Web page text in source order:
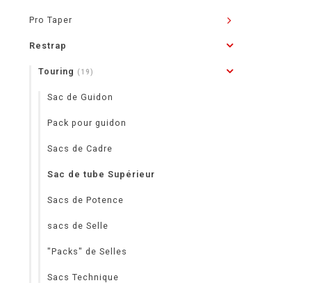
Pro Taper
Restrap
Touring (19)
Sac de Guidon
Pack pour guidon
Sacs de Cadre
Sac de tube Supérieur
Sacs de Potence
sacs de Selle
"Packs" de Selles
Sacs Technique